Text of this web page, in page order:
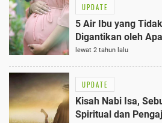
UPDATE
5 Air Ibu yang
Digantikan oleh
lewat 2 tahun lalu
UPDATE
Kisah Nabi Isa,
Spiritual dan